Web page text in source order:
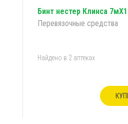
Бинт нестер Клинса
Перевязочные средства
Найдено в 2 аптеках